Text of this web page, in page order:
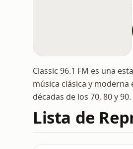
Classic 96.1 FM es una
música clásica y
décadas de los 70, 80 y
Lista de